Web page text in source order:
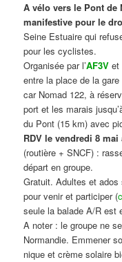
A vélo vers le Pont de
manifestive pour le
Seine Estuaire qui
pour les cyclistes.
Organisée par l’AF3V et
entre la place de la
car Nomad 122, à
port et les marais
du Pont (15 km) avec
RDV le vendredi 8 mai
(routière + SNCF) :
départ en groupe.
Gratuit. Adultes et ados
pour venir et participer (
seule la balade A/R est
A noter : le groupe ne
Normandie. Emmener
nique et crème solaire